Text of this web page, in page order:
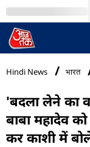
MumbaiTak
Hindi News भारत
'बदला लेने का
बाबा महादेव
कर काशी में